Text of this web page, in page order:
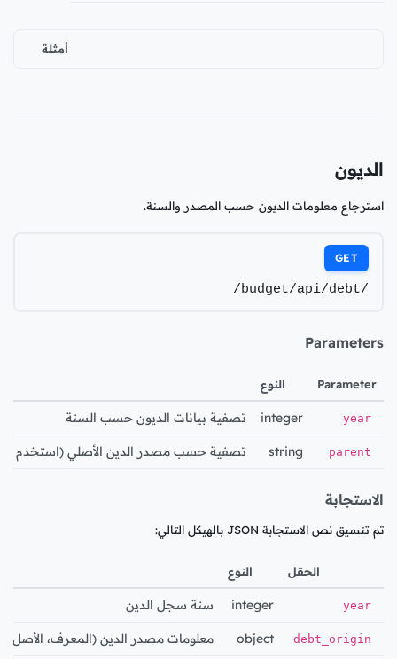
أمثلة
الديون
استرجاع معلومات الديون حسب المصدر والسنة.
GET
/budget/api/debt/
Parameters
Parameter النوع
year
integer تصفية بيانات الديون حسب السنة
parent
string تصفية حسب مصدر الدين الأصلي (استخدم 'null' لمصادر المستوى الأعلى)
الاستجابة
تم تنسيق نص الاستجابة JSON بالهيكل التالي:
الحقل النوع
year
integer سنة سجل الدين
debt_origin
object معلومات مصدر الدين (المعرف، الأصل،